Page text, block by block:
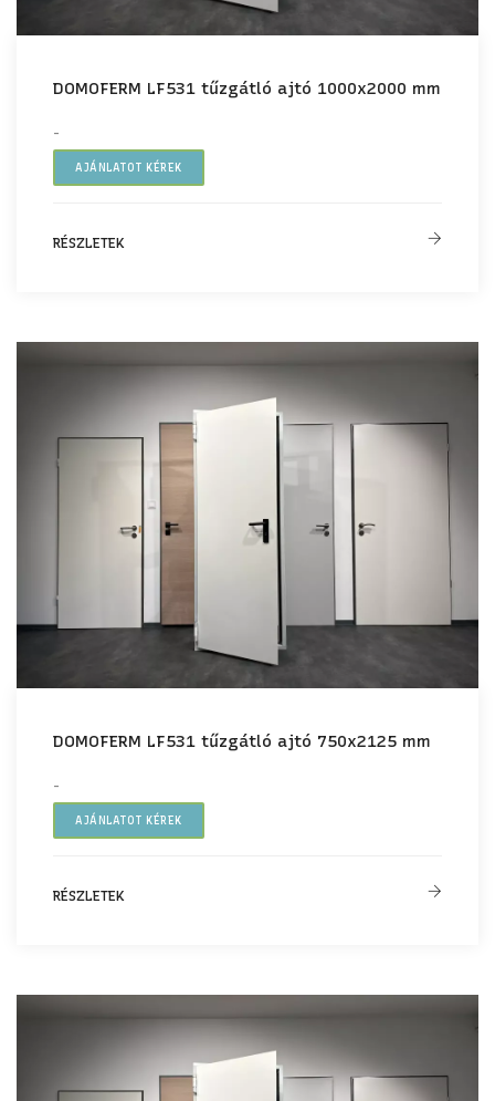
DOMOFERM LF531 tűzgátló ajtó 1000x2000 mm
-
AJÁNLATOT KÉREK
RÉSZLETEK
DOMOFERM LF531 tűzgátló ajtó 750x2125 mm
-
AJÁNLATOT KÉREK
RÉSZLETEK